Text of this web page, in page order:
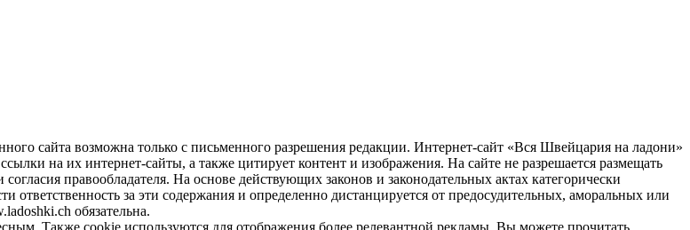
сайта возможна только с письменного разрешения редакции. Интернет-сайт «Вся Швейцария на ладони»
на их интернет-сайты, а также цитирует контент и изображения. На сайте не разрешается размещать
правообладателя. На основе действующих законов и законодательных актах категорически
за эти содержания и определенно дистанцируется от предосудительных, аморальных или
обязательна.